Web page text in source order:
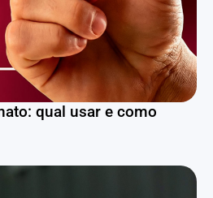
qual usar e como